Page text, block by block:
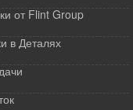
от Flint Group
в Деталях